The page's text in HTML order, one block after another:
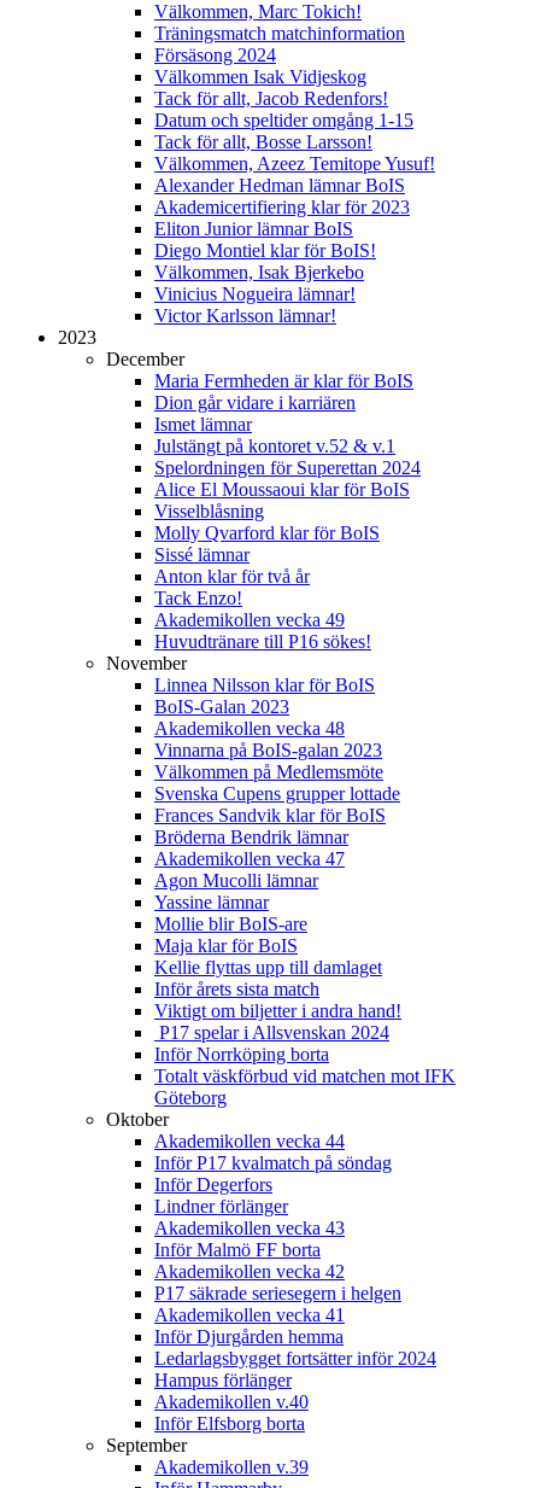
Välkommen, Marc Tokich!
Träningsmatch matchinformation
Försäsong 2024
Välkommen Isak Vidjeskog
Tack för allt, Jacob Redenfors!
Datum och speltider omgång 1-15
Tack för allt, Bosse Larsson!
Välkommen, Azeez Temitope Yusuf!
Alexander Hedman lämnar BoIS
Akademicertifiering klar för 2023
Eliton Junior lämnar BoIS
Diego Montiel klar för BoIS!
Välkommen, Isak Bjerkebo
Vinicius Nogueira lämnar!
Victor Karlsson lämnar!
2023
December
Maria Fermheden är klar för BoIS
Dion går vidare i karriären
Ismet lämnar
Julstängt på kontoret v.52 & v.1
Spelordningen för Superettan 2024
Alice El Moussaoui klar för BoIS
Visselblåsning
Molly Qvarford klar för BoIS
Sissé lämnar
Anton klar för två år
Tack Enzo!
Akademikollen vecka 49
Huvudtränare till P16 sökes!
November
Linnea Nilsson klar för BoIS
BoIS-Galan 2023
Akademikollen vecka 48
Vinnarna på BoIS-galan 2023
Välkommen på Medlemsmöte
Svenska Cupens grupper lottade
Frances Sandvik klar för BoIS
Bröderna Bendrik lämnar
Akademikollen vecka 47
Agon Mucolli lämnar
Yassine lämnar
Mollie blir BoIS-are
Maja klar för BoIS
Kellie flyttas upp till damlaget
Inför årets sista match
Viktigt om biljetter i andra hand!
P17 spelar i Allsvenskan 2024
Inför Norrköping borta
Totalt väskförbud vid matchen mot IFK
Göteborg
Oktober
Akademikollen vecka 44
Inför P17 kvalmatch på söndag
Inför Degerfors
Lindner förlänger
Akademikollen vecka 43
Inför Malmö FF borta
Akademikollen vecka 42
P17 säkrade seriesegern i helgen
Akademikollen vecka 41
Inför Djurgården hemma
Ledarlagsbygget fortsätter inför 2024
Hampus förlänger
Akademikollen v.40
Inför Elfsborg borta
September
Akademikollen v.39